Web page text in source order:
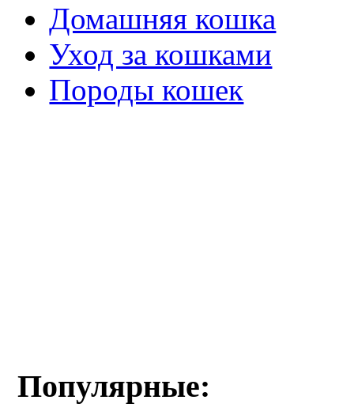
Домашняя кошка
Уход за кошками
Породы кошек
Популярные: